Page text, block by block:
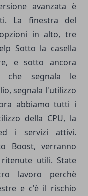
avanzata è
La finestra del
in alto, tre
Sotto la casella
e sotto ancora
che segnala le
segnala l'utilizzo
abbiamo tutti i
della CPU, la
i servizi attivi.
Boost, verranno
utili. State
lavoro perchè
e c'è il rischio